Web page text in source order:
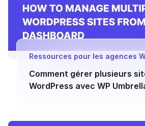
Ressources pour les agences
Comment gérer plusieurs
WordPress avec WP